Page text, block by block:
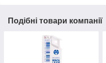
Подібні товари компанії